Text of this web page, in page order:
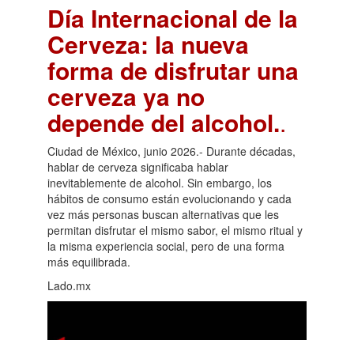
Día Internacional de la
Cerveza: la nueva
forma de disfrutar una
cerveza ya no
depende del alcohol..
Ciudad de México, junio 2026.- Durante décadas,
hablar de cerveza significaba hablar
inevitablemente de alcohol. Sin embargo, los
hábitos de consumo están evolucionando y cada
vez más personas buscan alternativas que les
permitan disfrutar el mismo sabor, el mismo ritual y
la misma experiencia social, pero de una forma
más equilibrada.
Lado.mx